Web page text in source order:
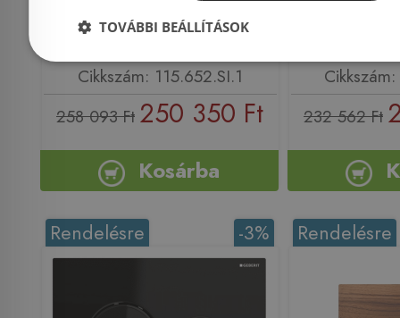
Cikkszám: 115.652.SI.1
258 093 Ft 250 350 Ft
Kosárba
232 562 Ft
-3%
Rendelésre Rendelésre
TOVÁBBI BEÁLLÍTÁSOK